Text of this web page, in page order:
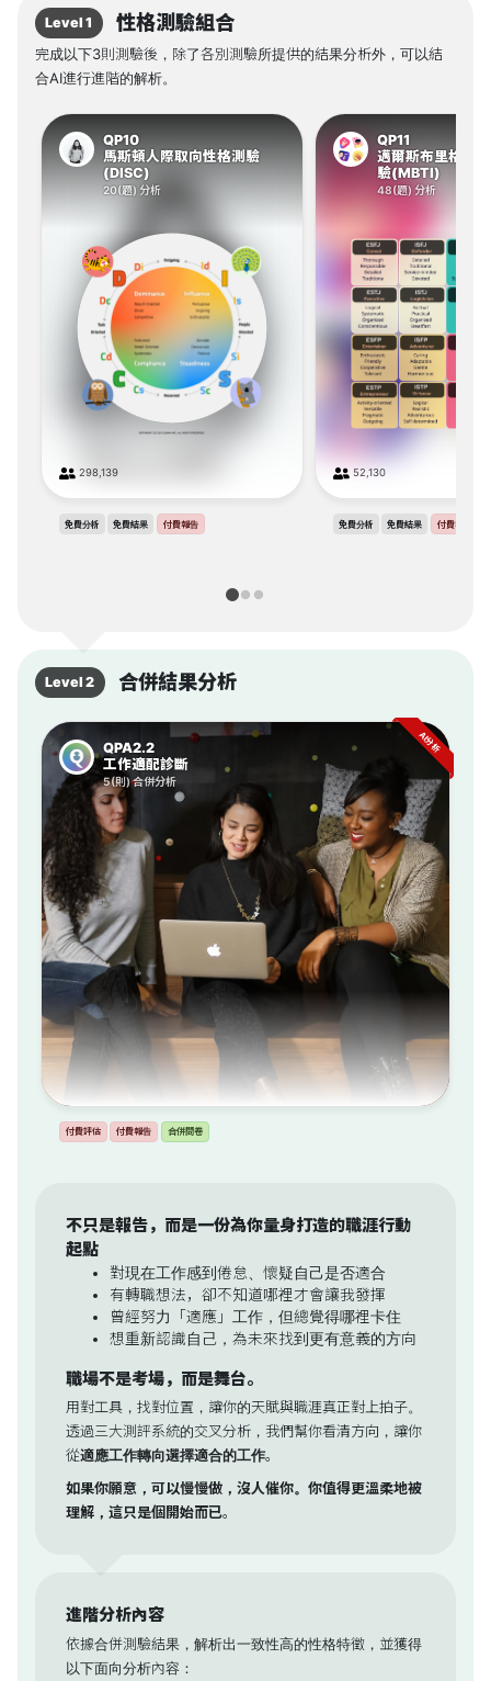
Level 1 性格測驗組合
完成以下3則測驗後，除了各別測驗所提供的結果分析外，可以結
合AI進行進階的解析。
QP10
馬斯頓人際取向性格測驗
(DISC)
20(題) 分析
298,139
免費分析 免費結果 付費報告
QP11
邁爾斯布里格斯
驗(MBTI)
48(題) 分析
52,130
免費分析 免費結果 付費報告
Level 2 合併結果分析
AI分析
QPA2.2
工作適配診斷
5(則) 合併分析
付費評估 付費報告 合併問卷
不只是報告，而是一份為你量身打造的職涯行動
起點
對現在工作感到倦怠、懷疑自己是否適合
有轉職想法，卻不知道哪裡才會讓我發揮
曾經努力「適應」工作，但總覺得哪裡卡住
想重新認識自己，為未來找到更有意義的方向
職場不是考場，而是舞台。
用對工具，找對位置，讓你的天賦與職涯真正對上拍子。
透過三大測評系統的交叉分析，我們幫你看清方向，讓你
從適應工作轉向選擇適合的工作。
如果你願意，可以慢慢做，沒人催你。你值得更溫柔地被
理解，這只是個開始而已。
進階分析內容
依據合併測驗結果，解析出一致性高的性格特徵，並獲得
以下面向分析內容：